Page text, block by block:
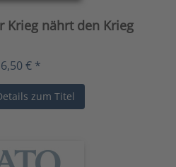
Krieg nährt den Krieg
€ *
zum Titel